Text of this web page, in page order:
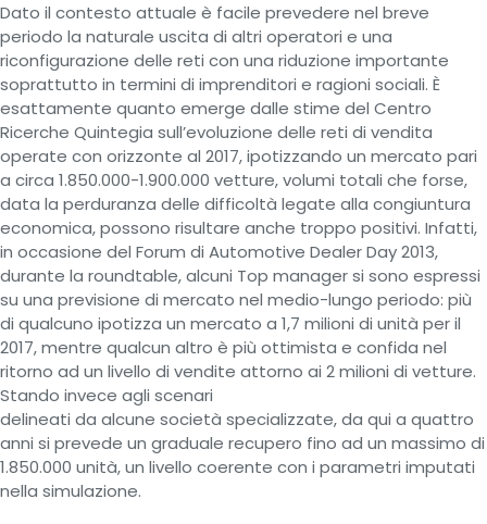
Dato il contesto attuale è facile prevedere nel breve
periodo la naturale uscita di altri operatori e una
riconfigurazione delle reti con una riduzione importante
soprattutto in termini di imprenditori e ragioni sociali. È
esattamente quanto emerge dalle stime del Centro
Ricerche Quintegia sull’evoluzione delle reti di vendita
operate con orizzonte al 2017, ipotizzando un mercato pari
a circa 1.850.000-1.900.000 vetture, volumi totali che forse,
data la perduranza delle difficoltà legate alla congiuntura
economica, possono risultare anche troppo positivi. Infatti,
in occasione del Forum di Automotive Dealer Day 2013,
durante la roundtable, alcuni Top manager si sono espressi
su una previsione di mercato nel medio-lungo periodo: più
di qualcuno ipotizza un mercato a 1,7 milioni di unità per il
2017, mentre qualcun altro è più ottimista e confida nel
ritorno ad un livello di vendite attorno ai 2 milioni di vetture.
Stando invece agli scenari
delineati da alcune società specializzate, da qui a quattro
anni si prevede un graduale recupero fino ad un massimo di
1.850.000 unità, un livello coerente con i parametri imputati
nella simulazione.